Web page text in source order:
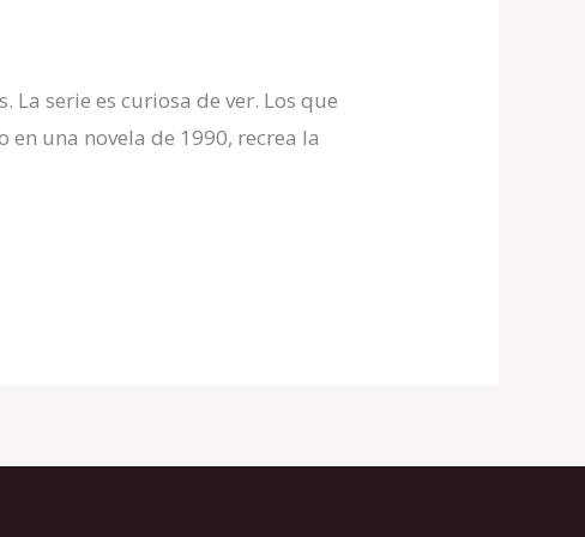
serie es curiosa de ver. Los que
una novela de 1990, recrea la